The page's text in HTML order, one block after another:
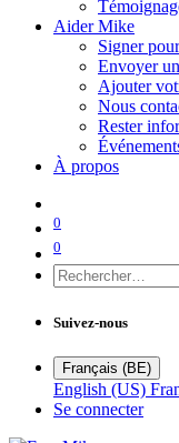
Aider Mike
Signer
Envoyer
Ajouter
Nous
Rester
À propos
0
0
Suivez-nous
Français (BE)
English (US)
Se connecter